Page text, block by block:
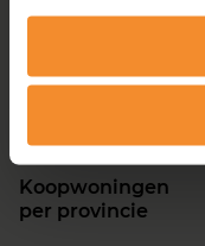
Zeeland
Koopwoningen
per provincie